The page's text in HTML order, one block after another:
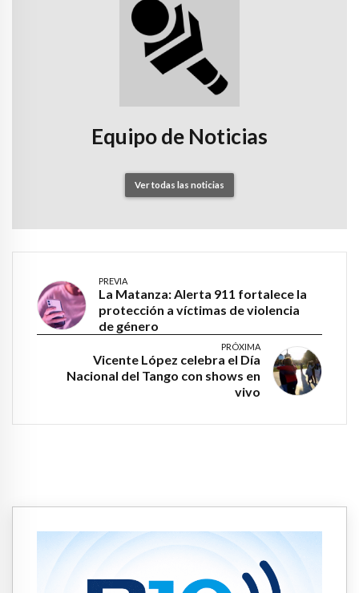
Equipo de Noticias
Ver todas las noticias
PREVIA
La Matanza: Alerta 911 fortalece la
protección a víctimas de violencia
de género
PRÓXIMA
Vicente López celebra el Día
Nacional del Tango con shows en
vivo